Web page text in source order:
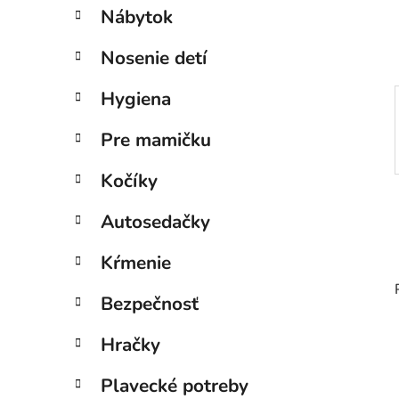
l
Nábytok
Nosenie detí
Hygiena
Pre mamičku
Kočíky
Autosedačky
Kŕmenie
Bezpečnosť
Hračky
Plavecké potreby